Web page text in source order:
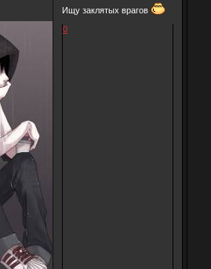
Ищу заклятых врагов
0